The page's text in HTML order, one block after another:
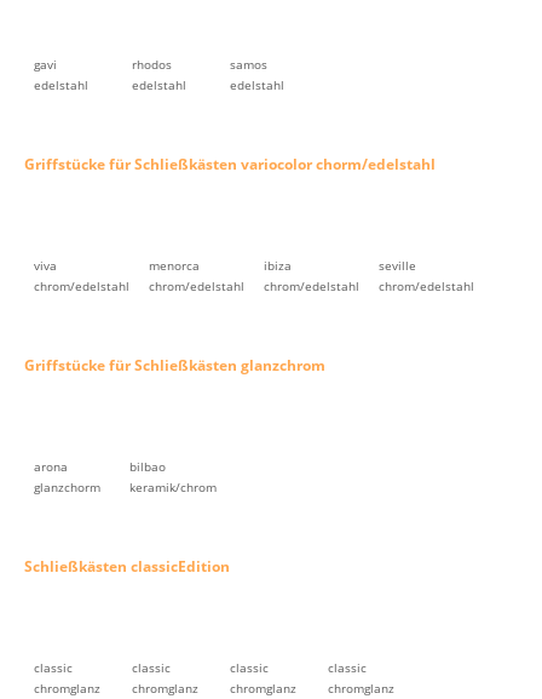
gavi
edelstahl
rhodos
edelstahl
samos
edelstahl
Griffstücke für Schließkästen variocolor chorm/edelstahl
viva
chrom/edelstahl
menorca
chrom/edelstahl
ibiza
chrom/edelstahl
seville
chrom/edelstahl
Griffstücke für Schließkästen glanzchrom
arona
glanzchorm
bilbao
keramik/chrom
Schließkästen classicEdition
classic
chromglanz
classic
chromglanz
classic
chromglanz
classic
chromglanz